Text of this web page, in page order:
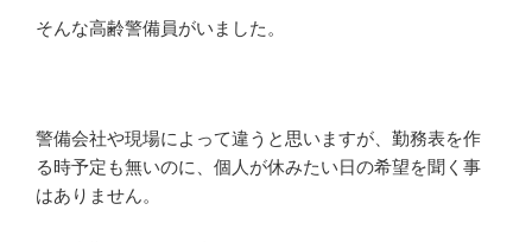
そんな高齢警備員がいました。
警備会社や現場によって違うと思いますが、勤務表を作
る時予定も無いのに、個人が休みたい日の希望を聞く事
はありません。